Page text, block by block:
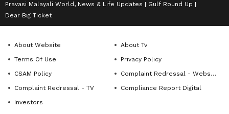
Pravasi Malayali World, News & Life Updates
Gulf Round Up
Dear Big Ticket
About Website
About Tv
Terms Of Use
Privacy Policy
CSAM Policy
Complaint Redressal - Website
Complaint Redressal - TV
Compliance Report Digital
Investors